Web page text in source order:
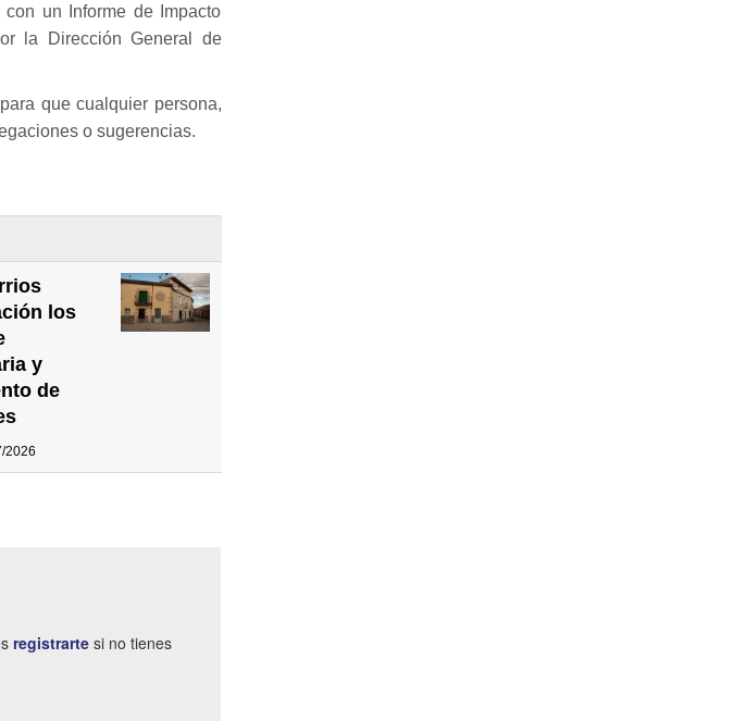
un Informe de Impacto
la Dirección General de
que cualquier persona,
o sugerencias.
los
y
de
2026
registrarte si no tienes